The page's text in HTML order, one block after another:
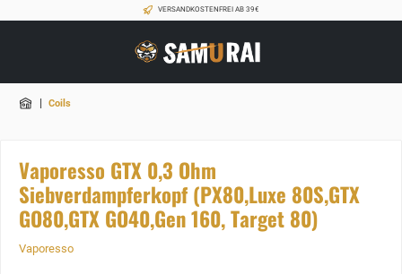
VERSANDKOSTENFREI AB 39€
| Coils
Vaporesso GTX 0,3 Ohm
Siebverdampferkopf (PX80,Luxe 80S,GTX
GO80,GTX GO40,Gen 160, Target 80)
Vaporesso